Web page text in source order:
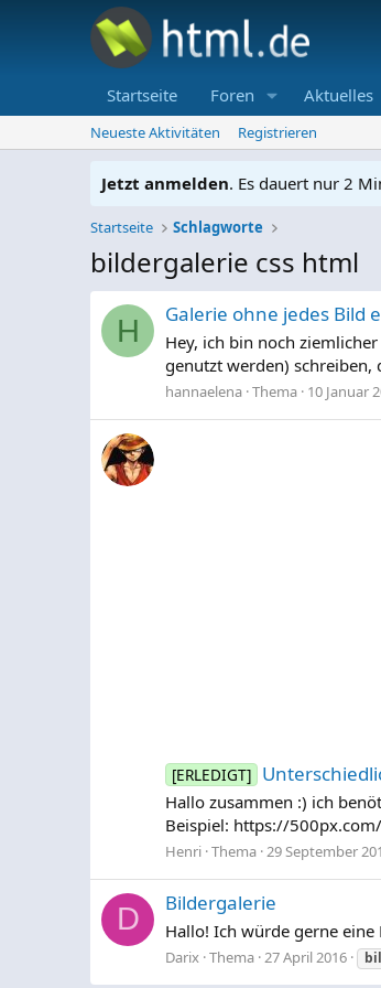
Startseite Foren Aktuelles
Neueste Aktivitäten Registrieren
Jetzt anmelden. Es dauert nur 2
Startseite Schlagworte
bildergalerie css html
H Galerie ohne jedes Bild
Hey, ich bin noch
genutzt werden) schreiben,
hannaelena Thema 10 Januar
[ERLEDIGT]
Hallo zusammen :) ich
Beispiel: https://
Henri Thema 29 September
D Bildergalerie
Hallo! Ich würde gerne
Darix Thema 27 April 2016